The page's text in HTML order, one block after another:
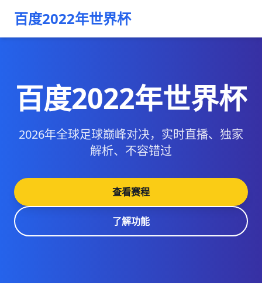
百度2022年世界杯
百度2022年世界杯
2026年全球足球巅峰对决，实时直播、独家
解析、不容错过
查看赛程
了解功能